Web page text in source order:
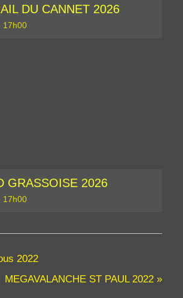
DU CANNET 2026
17h00
GRASSOISE 2026
17h00
2022
MEGAVALANCHE ST PAUL 2022 »